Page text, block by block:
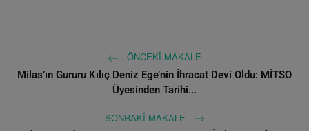
ÖNCEKI MAKALE
Milas’ın Gururu Kılıç Deniz Ege’nin İhracat Devi Oldu: MİTSO
Üyesinden Tarihi...
SONRAKI MAKALE